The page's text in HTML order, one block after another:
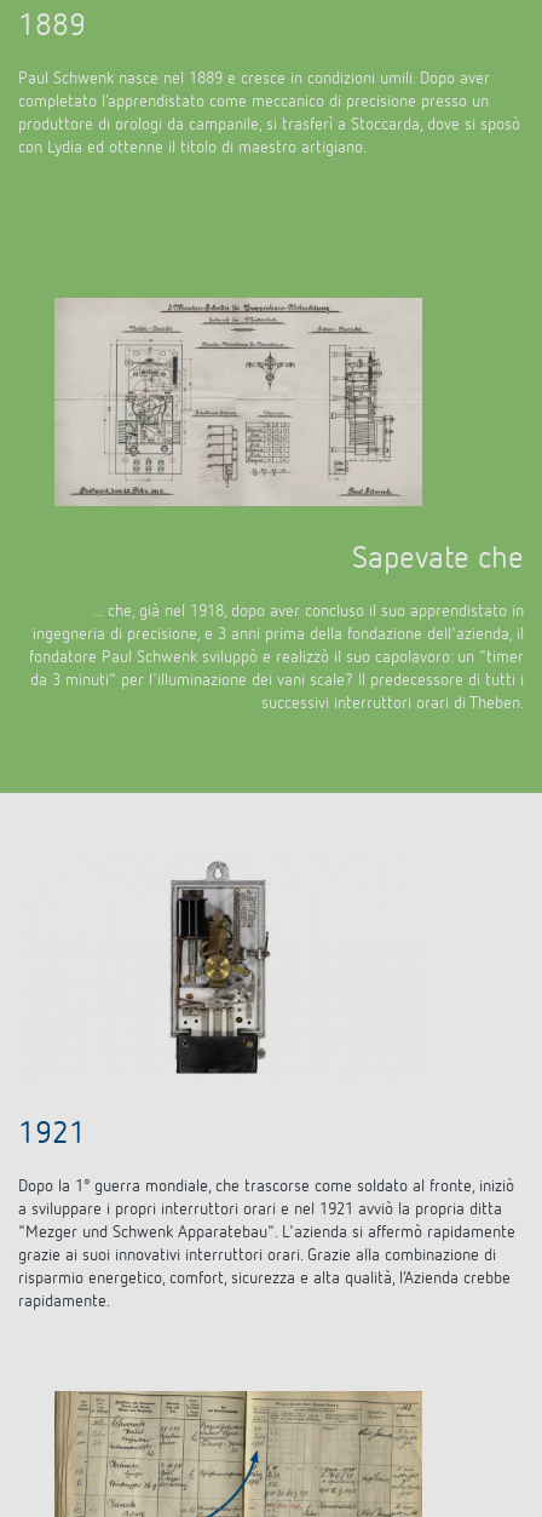
Climatizzazione
Emettitore LED (inglese)
Comando delle lampade a LED
Consigli sui sensori di CO2
Le app di Theben
Relè passo-passo: l'illuminazione
efficiente e a costi vantaggiosi
knx-s
Cataloghi e brochure
Ordinazione catalogo
Seminari tecnici e formazione online
Theben AG
Attualità
Cooperazione
Ambiente
Design
Contattaci
Vicino a voi. L'assistenza tecnica
Distribuzione nel mondo
Come raggiungerci
Richiesta
Newsletter
Ricerca prodotti
1889
Paul Schwenk nasce nel 1889 e cresce in condizioni umili. Dopo aver
completato l’apprendistato come meccanico di precisione presso un
produttore di orologi da campanile, si trasferì a Stoccarda, dove si sposò
con Lydia ed ottenne il titolo di maestro artigiano.
Sapevate che
... che, già nel 1918, dopo aver concluso il suo apprendistato in
ingegneria di precisione, e 3 anni prima della fondazione dell'azienda, il
fondatore Paul Schwenk sviluppò e realizzò il suo capolavoro: un "timer
da 3 minuti" per l'illuminazione dei vani scale? Il predecessore di tutti i
successivi interruttori orari di Theben.
1921
Dopo la 1° guerra mondiale, che trascorse come soldato al fronte, iniziò
a sviluppare i propri interruttori orari e nel 1921 avviò la propria ditta
"Mezger und Schwenk Apparatebau". L'azienda si affermò rapidamente
grazie ai suoi innovativi interruttori orari. Grazie alla combinazione di
risparmio energetico, comfort, sicurezza e alta qualità, l’Azienda crebbe
rapidamente.